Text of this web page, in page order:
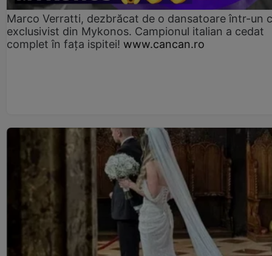
Marco Verratti, dezbrăcat de o dansatoare într-un
exclusivist din Mykonos. Campionul italian a cedat
complet în fața ispitei! www.cancan.ro